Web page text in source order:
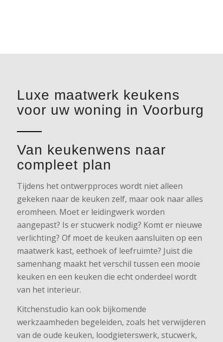
Luxe maatwerk keukens
voor uw woning in Voorburg
Van keukenwens naar
compleet plan
Tijdens het ontwerpproces wordt niet alleen
gekeken naar de keuken zelf, maar ook naar alles
eromheen. Moet er leidingwerk worden
aangepast? Is er stucwerk nodig? Komt er nieuwe
verlichting? Of moet de keuken aansluiten op een
maatwerk kast, eethoek of leefruimte? Juist die
samenhang maakt het verschil tussen een mooie
keuken en een keuken die echt onderdeel wordt
van het interieur.
Kitchenstudio kan ook bijkomende
werkzaamheden begeleiden, zoals het verwijderen
van de oude keuken, loodgieterswerk, stucwerk,